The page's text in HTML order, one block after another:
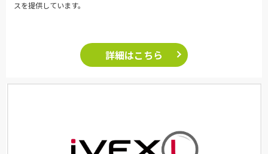
スを提供しています。
詳細はこちら